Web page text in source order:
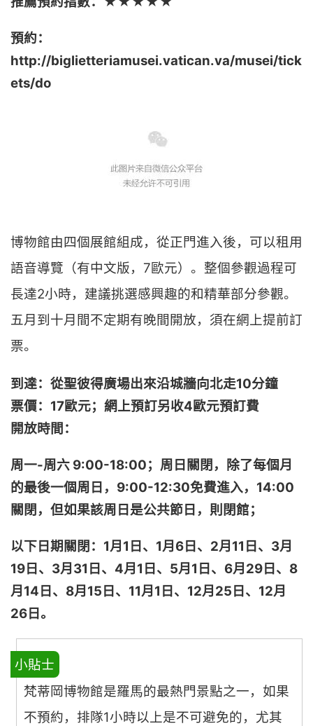
預約：
http://biglietteriamusei.vatican.va/musei/tick
ets/do
博物館由四個展館組成，從正門進入後，可以租用
語音導覽（有中文版，7歐元）。整個參觀過程可
長達2小時，建議挑選感興趣的和精華部分參觀。
五月到十月間不定期有晚間開放，須在網上提前訂
票。
到達：從聖彼得廣場出來沿城牆向北走10分鐘
票價：17歐元；網上預訂另收4歐元預訂費
開放時間：
周一-周六 9:00-18:00； 周日關閉，
除了每個月
的最後一個周日，9:00-12:30免費進入，14:00
關閉，但如果該周日是公共節日，則閉館；
以下日期關閉： 1月1日、1月6日、2月11日、3月
19日、3月31日、4月1日、5月1日、6月29日、8
月14日、8月15日、11月1日、12月25日、12月
26日。
小貼士
梵蒂岡博物館是羅馬的最熱門景點之一，如果
不預約，排隊1小時以上是不可避免的，尤其